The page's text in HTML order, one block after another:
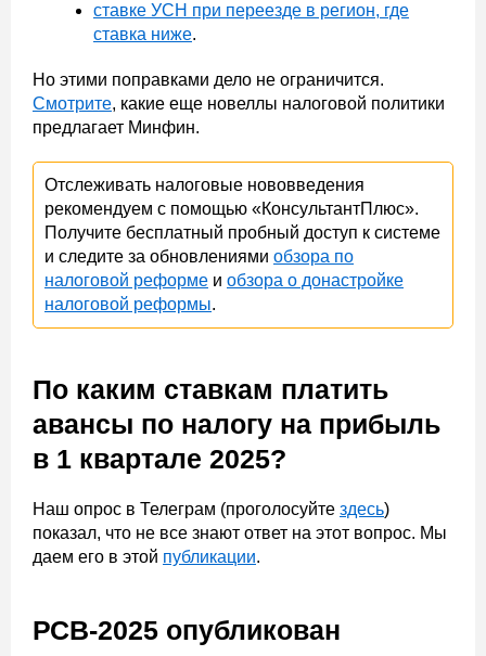
ставке УСН при переезде в регион, где
ставка ниже.
Но этими поправками дело не ограничится.
Смотрите, какие еще новеллы налоговой политики
предлагает Минфин.
Отслеживать налоговые нововведения
рекомендуем с помощью «КонсультантПлюс».
Получите бесплатный пробный доступ к системе
и следите за обновлениями обзора по
налоговой реформе и обзора о донастройке
налоговой реформы.
По каким ставкам платить
авансы по налогу на прибыль
в 1 квартале 2025?
Наш опрос в Телеграм (проголосуйте здесь)
показал, что не все знают ответ на этот вопрос. Мы
даем его в этой публикации.
РСВ-2025 опубликован